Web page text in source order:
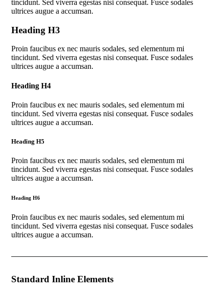
tincidunt. Sed viverra egestas nisi consequat. Fusce sodales
ultrices augue a accumsan.
Heading H3
Proin faucibus ex nec mauris sodales, sed elementum mi
tincidunt. Sed viverra egestas nisi consequat. Fusce sodales
ultrices augue a accumsan.
Heading H4
Proin faucibus ex nec mauris sodales, sed elementum mi
tincidunt. Sed viverra egestas nisi consequat. Fusce sodales
ultrices augue a accumsan.
Heading H5
Proin faucibus ex nec mauris sodales, sed elementum mi
tincidunt. Sed viverra egestas nisi consequat. Fusce sodales
ultrices augue a accumsan.
Heading H6
Proin faucibus ex nec mauris sodales, sed elementum mi
tincidunt. Sed viverra egestas nisi consequat. Fusce sodales
ultrices augue a accumsan.
Standard Inline Elements